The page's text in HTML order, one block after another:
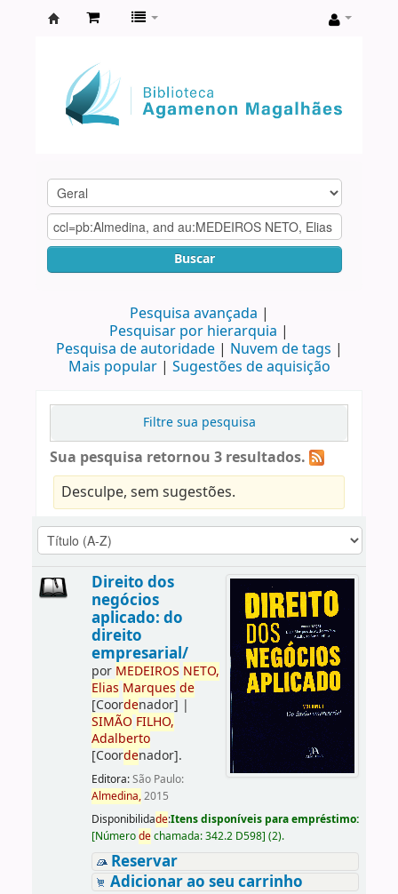
Agamenon
Magalhães
Buscar
Pesquisa avançada
Pesquisar por hierarquia
Pesquisa de autoridade
Nuvem de tags
Mais popular
Sugestões de aquisição
Filtre sua pesquisa
Sua pesquisa retornou 3 resultados.
Desculpe, sem sugestões.
Direito dos
negócios
aplicado: do
direito
empresarial/
por MEDEIROS NETO,
Elias Marques de
[Coordenador] |
SIMÃO FILHO,
Adalberto
[Coordenador].
Editora:São Paulo:
Almedina,2015
Disponibilidade:Itens disponíveis para empréstimo:
[Númerodechamada:342.2 D598] (2).
Reservar
Adicionar ao seu carrinho